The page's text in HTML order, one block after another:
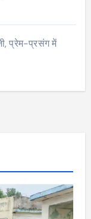
प्रेम-प्रसंग में